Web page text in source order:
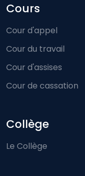
Cours
Cour d'appel
Cour du travail
Cour d'assises
Cour de cassation
Collège
Le Collège